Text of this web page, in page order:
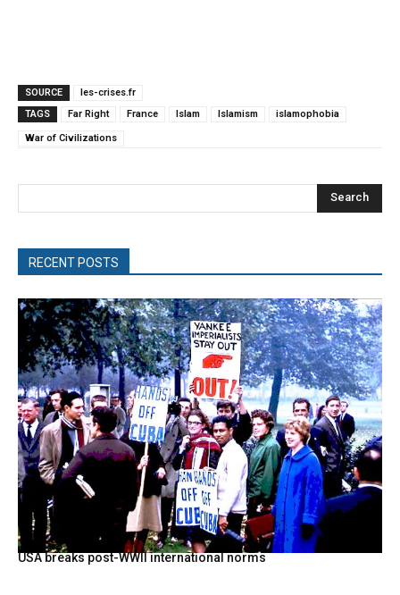
SOURCE
les-crises.fr
TAGS
Far Right France Islam Islamism islamophobia
War of Civilizations
Search
RECENT POSTS
USA breaks post-WWII international norms